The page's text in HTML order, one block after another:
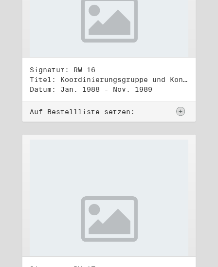
Signatur: RW 16
Titel: Koordinierungsgruppe und Kontakttelefongruppe
Datum: Jan. 1988 - Nov. 1989
Auf Bestellliste setzen: